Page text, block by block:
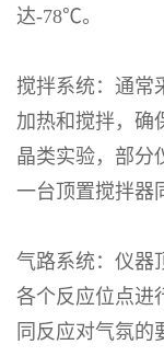
达-78℃。
搅拌系统：通常
加热和搅拌，确
晶类实验，部分
一台顶置搅拌器
气路系统：仪器
各个反应位点进
同反应对气氛的